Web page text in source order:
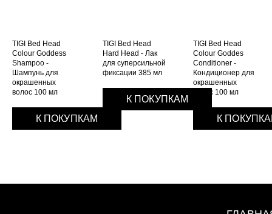
TIGI Bed Head
Colour Goddess
Shampoo -
Шампунь для
окрашенных
волос 100 мл
К ПОКУПКАМ
TIGI Bed Head
Hard Head - Лак
для суперсильной
фиксации 385 мл
К ПОКУПКАМ
TIGI Bed Head
Colour Goddes
Conditioner -
Кондиционер для
окрашенных
волос 100 мл
К